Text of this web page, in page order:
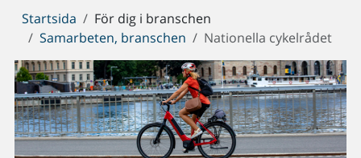
Du
är
här:
Startsida
För dig i branschen
Samarbeten, branschen
Nationella cykelrådet